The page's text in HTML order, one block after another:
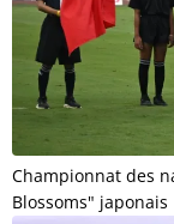
Championnat des
Blossoms" japonais